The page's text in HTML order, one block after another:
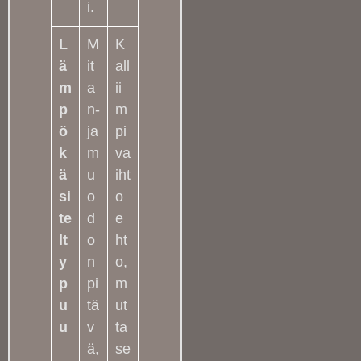
i.
L
ä
m
p
ö
k
ä
si
te
lt
y
p
u
u
M
it
a
n-
ja
m
u
o
d
o
n
pi
tä
v
ä,
K
all
ii
m
pi
va
iht
o
e
ht
o,
m
ut
ta
se